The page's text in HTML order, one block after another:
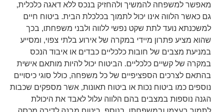
מאפשר למשפחה להמשיך ולהחזיק בנכס ללא דאגה כלכלית,
גם כאשר הלווה אינו יכול לתמוך בכלכלת הבית. ביטוח חיים
למשכנתא נועד לתת שקט נפשי ללווה ולבני משפחתו, בכך
שהוא מציע פתרון מיידי במקרה של אירוע בלתי צפוי, ומסייע
במניעת מצבים של חובות כלכליים כבדים או איבוד הנכס
במקרה של קשיים כלכליים. הביטוח יכול להיות מותאם אישית
בהתאם לצרכים הספציפיים של כל משפחה, כולל סוגי כיסויים
נוספים כמו ביטוח נכות או ביטוח תאונות, אשר מספקים שכבות
הגנה נוספות במצבים בהם הלווה עלול לאבד את היכולת